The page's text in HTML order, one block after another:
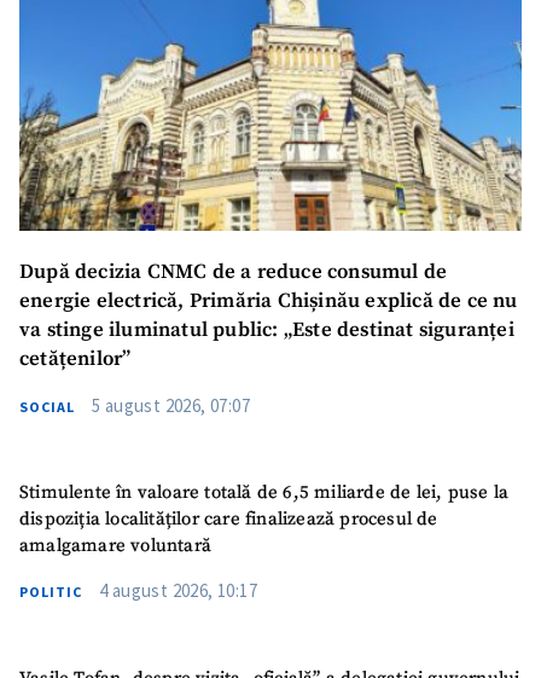
După decizia CNMC de a reduce consumul de
energie electrică, Primăria Chișinău explică de ce nu
va stinge iluminatul public: „Este destinat siguranței
cetățenilor”
SOCIAL 5 august 2026, 07:07
Stimulente în valoare totală de 6,5 miliarde de lei, puse la
dispoziția localităților care finalizează procesul de
amalgamare voluntară
POLITIC 4 august 2026, 10:17